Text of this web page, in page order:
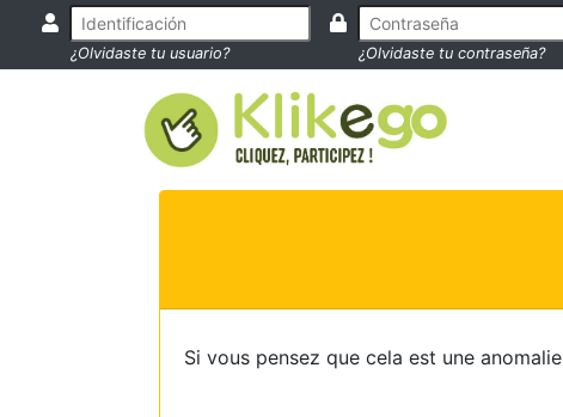
¿Olvidaste tu usuario? ¿Olvidaste tu contraseña?
Si vous pensez que cela est une